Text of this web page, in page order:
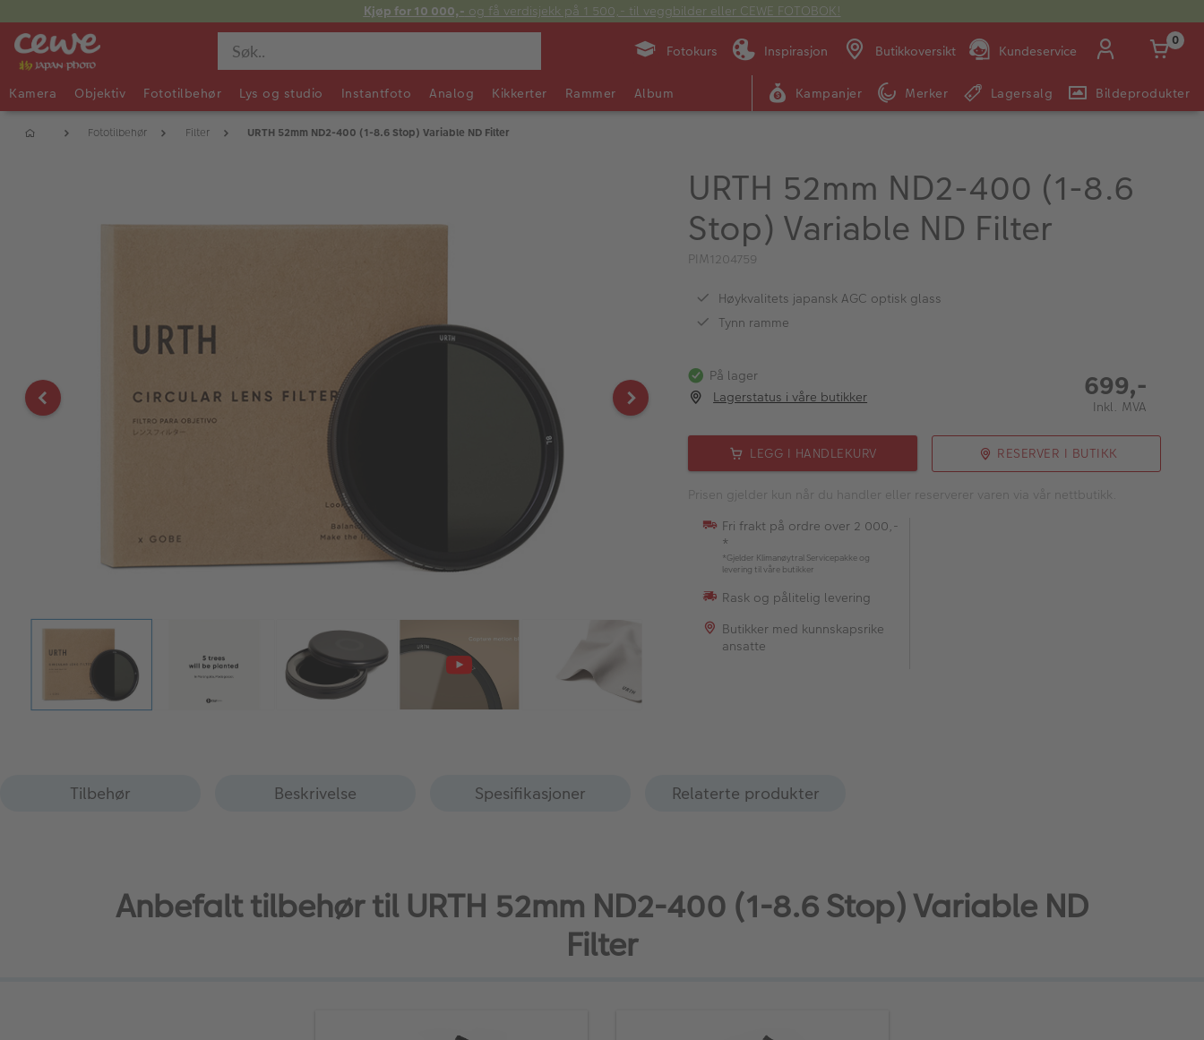
Kjøp for 10 000,- og få verdisjekk på 1 500,- til veggbilder eller CEWE FOTOBOK!
Fotokurs Inspirasjon Butikkoversikt Kundeservice
Man -
09:00 -
14:00 -
E-post:
kundeservice@japanphoto.no
0
Kamera Objektiv Fototilbehør Lys og studio Instantfoto Analog Kikkerter Rammer Album Kampanjer Merker Lagersalg Bildeprodukter
Fototilbehør Filter URTH 52mm ND2-400 (1-8.6 Stop) Variable ND Filter
URTH 52mm ND2-400 (1-8.6
Stop) Variable ND Filter
PIM1204759
Høykvalitets japansk AGC optisk glass
Tynn ramme
På lager
Lagerstatus i våre butikker
699,-
Inkl. MVA
LEGG I HANDLEKURV RESERVER I BUTIKK
Prisen gjelder kun når du handler eller reserverer varen via vår nettbutikk.
Fri frakt på ordre over 2 000,-
*
*Gjelder Klimanøytral Servicepakke og
levering til våre butikker
Rask og pålitelig levering
Butikker med kunnskapsrike
ansatte
Tilbehør Beskrivelse Spesifikasjoner Relaterte produkter
Anbefalt tilbehør til URTH 52mm ND2-400 (1-8.6 Stop) Variable ND
Filter